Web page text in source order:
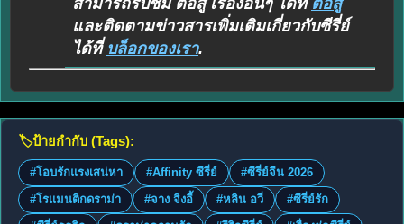
และติดตามข่าวสารเพิ่มเติมเกี่ยวกับซีรี่ย์
ได้ที่ บล็อกของเรา.
🏷️ป้ายกำกับ (Tags):
#โอบรักแรงเสน่หา #Affinity ซีรี่ย์
#ซีรี่ย์จีน 2026
#โรแมนติกดราม่า
#จาง จิงอี้ #หลิน อวี่
#ซีรี่ย์รัก